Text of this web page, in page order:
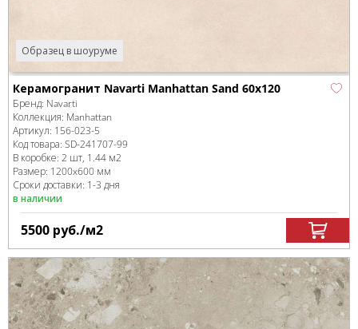
Образец в шоуруме
Керамогранит Navarti Manhattan Sand 60x120
Бренд: Navarti
Коллекция: Manhattan
Артикул: 156-023-5
Код товара: SD-241707-99
В коробке: 2 шт, 1.44 м2
Размер: 1200x600 мм
Сроки доставки: 1-3 дня
в наличии
5500 руб./м2